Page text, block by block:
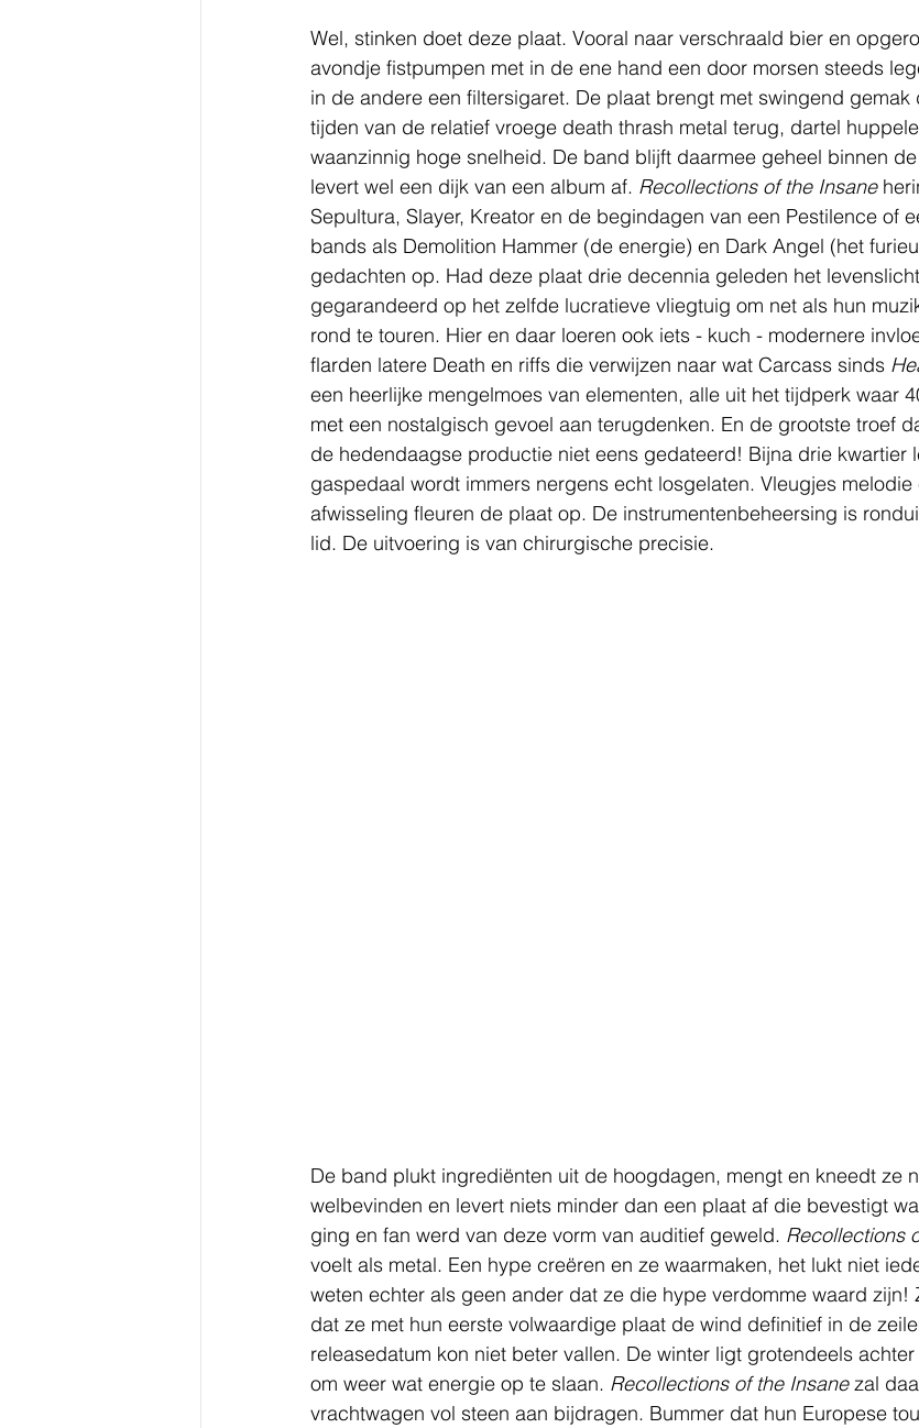
Wel, stinken doet deze plaat. Vooral naar verschraald bier en
avondje fistpumpen met in de ene hand een door morsen steeds
in de andere een filtersigaret. De plaat brengt met swingend
tijden van de relatief vroege death thrash metal terug, dartel
waanzinnig hoge snelheid. De band blijft daarmee geheel binnen
levert wel een dijk van een album af. Recollections of the Insane
Sepultura, Slayer, Kreator en de begindagen van een Pestilence of
bands als Demolition Hammer (de energie) en Dark Angel (het
gedachten op. Had deze plaat drie decennia geleden het
gegarandeerd op het zelfde lucratieve vliegtuig om net als hun
rond te touren. Hier en daar loeren ook iets - kuch - modernere
flarden latere Death en riffs die verwijzen naar wat Carcass sinds
een heerlijke mengelmoes van elementen, alle uit het tijdperk waar
met een nostalgisch gevoel aan terugdenken. En de grootste troef
de hedendaagse productie niet eens gedateerd! Bijna drie kwartier
gaspedaal wordt immers nergens echt losgelaten. Vleugjes
afwisseling fleuren de plaat op. De instrumentenbeheersing is
lid. De uitvoering is van chirurgische precisie.
De band plukt ingrediënten uit de hoogdagen, mengt en kneedt ze
welbevinden en levert niets minder dan een plaat af die bevestigt
ging en fan werd van deze vorm van auditief geweld. Recollections
voelt als metal. Een hype creëren en ze waarmaken, het lukt niet
weten echter als geen ander dat ze die hype verdomme waard zijn!
dat ze met hun eerste volwaardige plaat de wind definitief in de
releasedatum kon niet beter vallen. De winter ligt grotendeels
om weer wat energie op te slaan. Recollections of the Insane zal
vrachtwagen vol steen aan bijdragen. Bummer dat hun Europese